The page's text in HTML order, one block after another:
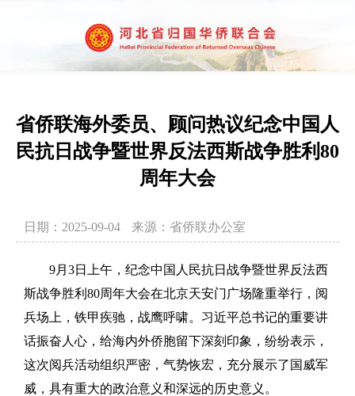
省侨联海外委员、顾问热议纪念中国人
民抗日战争暨世界反法西斯战争胜利80
周年大会
日期：2025-09-04 来源：省侨联办公室
9月3日上午，纪念中国人民抗日战争暨世界反法西
斯战争胜利80周年大会在北京天安门广场隆重举行，阅
兵场上，铁甲疾驰，战鹰呼啸。习近平总书记的重要讲
话振奋人心，给海内外侨胞留下深刻印象，纷纷表示，
这次阅兵活动组织严密，气势恢宏，充分展示了国威军
威，具有重大的政治意义和深远的历史意义。